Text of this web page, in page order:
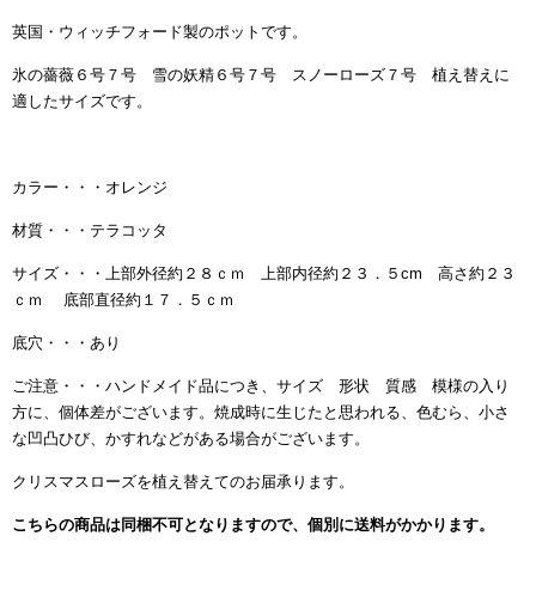
英国・ウィッチフォード製のポットです。
氷の薔薇６号７号 雪の妖精６号７号 スノーローズ７号 植え替えに
適したサイズです。
カラー・・・オレンジ
材質・・・テラコッタ
サイズ・・・上部外径約２８ｃｍ 上部内径約２３．５cm 高さ約２３
ｃｍ 底部直径約１７．５ｃｍ
底穴・・・あり
ご注意・・・ハンドメイド品につき、サイズ 形状 質感 模様の入り
方に、個体差がございます。焼成時に生じたと思われる、色むら、小さ
な凹凸ひび、かすれなどがある場合がございます。
クリスマスローズを植え替えてのお届承ります。
こちらの商品は同梱不可となりますので、個別に送料がかかります。